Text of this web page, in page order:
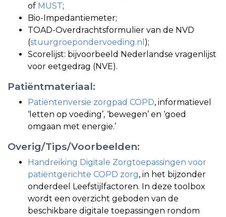
of MUST;
Bio-Impedantiemeter;
TOAD-Overdrachtsformulier van de NVD
(stuurgroepondervoeding.nl );
Scorelijst: bijvoorbeeld Nederlandse vragenlijst
voor eetgedrag (NVE).
Patiëntmateriaal:
Patiëntenversie zorgpad COPD, informatievel
‘letten op voeding’, ‘bewegen’ en ‘goed
omgaan met energie.’
Overig/Tips/Voorbeelden:
Handreiking Digitale Zorgtoepassingen voor
patiëntgerichte COPD zorg, in het bijzonder
onderdeel Leefstijlfactoren. In deze toolbox
wordt een overzicht geboden van de
beschikbare digitale toepassingen rondom